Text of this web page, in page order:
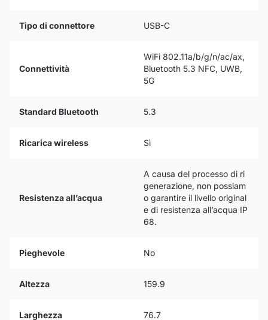
Tipo di connettore USB-C
Connettività
WiFi 802.11a/b/g/n/ac/ax,
Bluetooth 5.3 NFC, UWB,
5G
Standard Bluetooth 5.3
Ricarica wireless Sì
Resistenza all’acqua
A causa del processo di ri
generazione, non possiam
o garantire il livello original
e di resistenza all’acqua IP
68.
Pieghevole No
Altezza 159.9
Larghezza 76.7